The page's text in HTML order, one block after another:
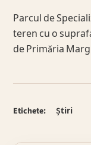
Parcul de
teren cu o
de Primăria
Etichete: Știri